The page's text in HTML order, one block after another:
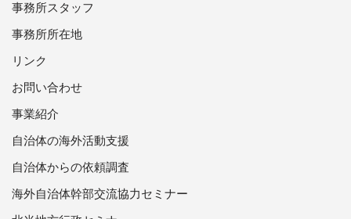
事務所スタッフ
事務所所在地
リンク
お問い合わせ
事業紹介
自治体の海外活動支援
自治体からの依頼調査
海外自治体幹部交流協力セミナー